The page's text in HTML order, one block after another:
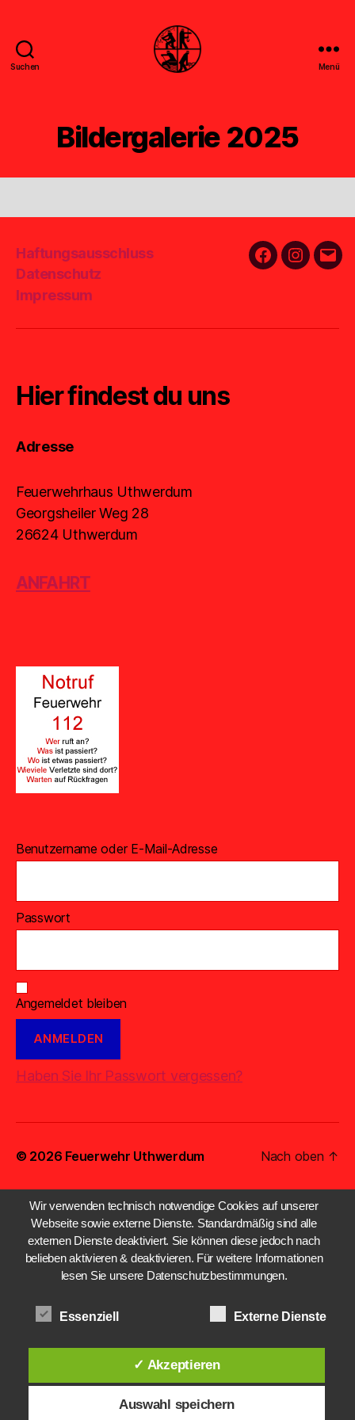
Suchen Menü
Bildergalerie 2025
Haftungsausschluss
Datenschutz
Impressum
FacebookE-
Hier findest du uns
Adresse
Feuerwehrhaus Uthwerdum
Georgsheiler Weg 28
26624 Uthwerdum
ANFAHRT
Benutzername oder E-Mail-Adresse
Passwort
Angemeldet bleiben
Haben Sie Ihr Passwort vergessen?
© 2026 Feuerwehr Uthwerdum Nach oben ↑
Wir verwenden technisch notwendige Cookies auf unserer
Webseite sowie externe Dienste. Standardmäßig sind alle
externen Dienste deaktiviert. Sie können diese jedoch nach
belieben aktivieren & deaktivieren. Für weitere Informationen
lesen Sie unsere Datenschutzbestimmungen.
Essenziell Externe Dienste
✓ Akzeptieren
Auswahl speichern